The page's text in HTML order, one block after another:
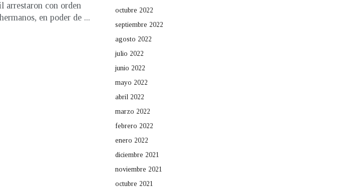
arrestaron con orden
en poder de ...
octubre 2022
septiembre 2022
agosto 2022
julio 2022
junio 2022
mayo 2022
abril 2022
marzo 2022
febrero 2022
enero 2022
diciembre 2021
noviembre 2021
octubre 2021